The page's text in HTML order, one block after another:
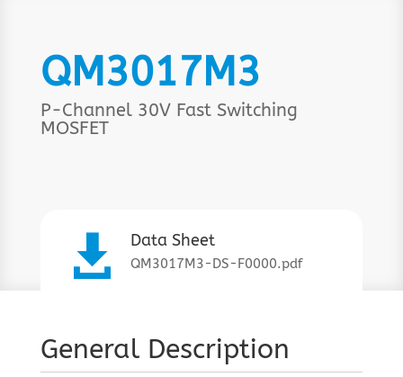
QM3017M3
P-Channel 30V Fast Switching
MOSFET
 Data Sheet
QM3017M3-DS-F0000.pdf
General Description